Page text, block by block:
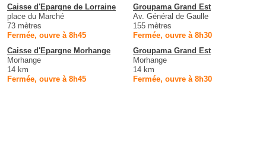
Caisse d'Epargne de Lorraine
place du Marché
73 mètres
Fermée, ouvre à 8h45
Groupama Grand Est
Av. Général de Gaulle
155 mètres
Fermée, ouvre à 8h30
Caisse d'Epargne Morhange
Morhange
14 km
Fermée, ouvre à 8h45
Groupama Grand Est
Morhange
14 km
Fermée, ouvre à 8h30